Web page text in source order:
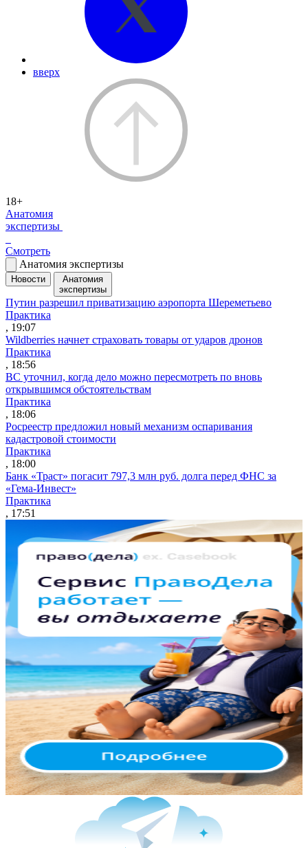
вверх
18+
Анатомия
экспертизы
Смотреть
Анатомия экспертизы
Новости
Анатомия
экспертизы
Путин разрешил приватизацию аэропорта Шереметьево
Практика
, 19:07
Wildberries начнет страховать товары от ударов дронов
Практика
, 18:56
ВС уточнил, когда дело можно пересмотреть по вновь
открывшимся обстоятельствам
Практика
, 18:06
Росреестр предложил новый механизм оспаривания
кадастровой стоимости
Практика
, 18:00
Банк «Траст» погасит 797,3 млн руб. долга перед ФНС за
«Гема-Инвест»
Практика
, 17:51